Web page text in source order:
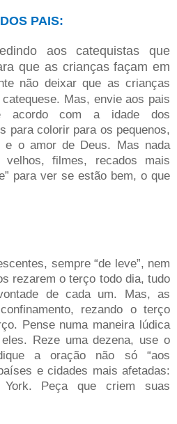
PAIS:
aos catequistas que
que as crianças façam em
não deixar que as crianças
Mas, envie aos pais
acordo com a idade dos
para colorir para os pequenos,
e o amor de Deus. Mas nada
velhos, filmes, recados mais
para ver se estão bem, o que
sempre “de leve”, nem
rezarem o terço todo dia, tudo
de cada um. Mas, as
rezando o terço
Pense numa maneira lúdica
Reze uma dezena, use o
a oração não só “aos
e cidades mais afetadas:
York. Peça que criem suas